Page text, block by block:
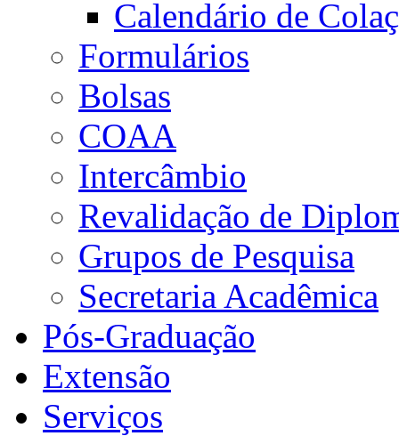
Calendário de
Formulários
Bolsas
COAA
Intercâmbio
Revalidação de
Grupos de Pesquisa
Secretaria Acadêmica
Pós-Graduação
Extensão
Serviços